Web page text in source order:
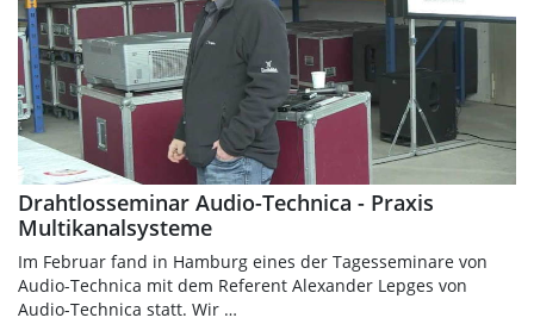
Drahtlosseminar Audio-Technica - Praxis
Multikanalsysteme
Im Februar fand in Hamburg eines der Tagesseminare von
Audio-Technica mit dem Referent Alexander Lepges von
Audio-Technica statt. Wir …